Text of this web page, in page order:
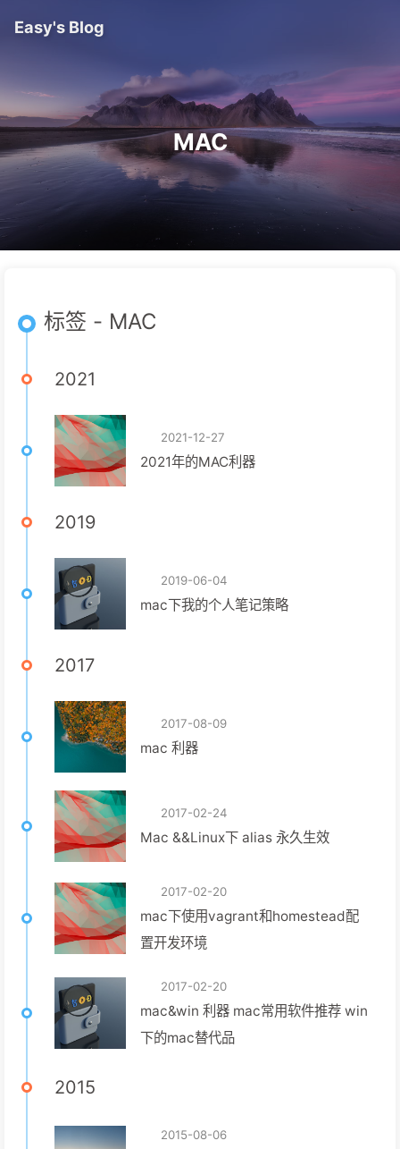
Easy's Blog
MAC
标签 - MAC
2021
2021-12-27
2021年的MAC利器
2019
2019-06-04
mac下我的个人笔记策略
2017
2017-08-09
mac 利器
2017-02-24
Mac &&Linux下 alias 永久生效
2017-02-20
mac下使用vagrant和homestead配
置开发环境
2017-02-20
mac&win 利器 mac常用软件推荐 win
下的mac替代品
2015
2015-08-06